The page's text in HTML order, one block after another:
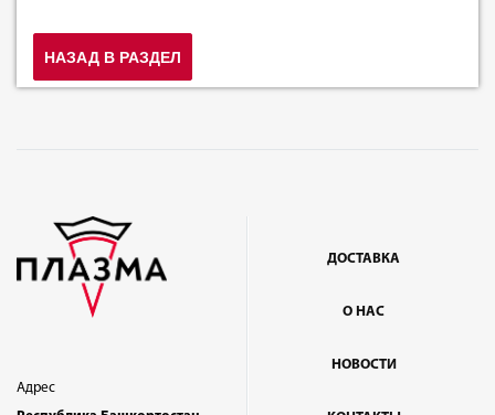
НАЗАД В РАЗДЕЛ
Адрес
ДОСТАВКА
О НАС
НОВОСТИ